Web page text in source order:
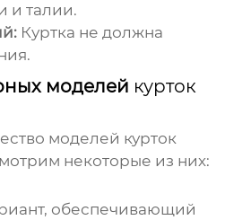
и талии.
Куртка не должна
моделей курток
моделей курток
некоторые из них:
обеспечивающий